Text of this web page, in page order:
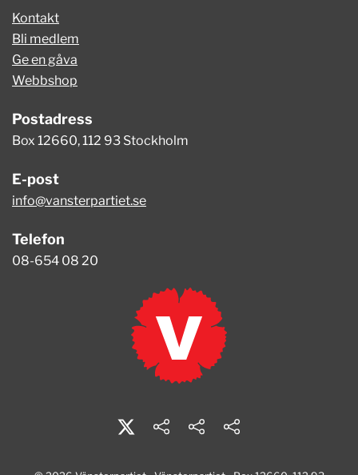
Kontakt
Bli medlem
Ge en gåva
Webbshop
Postadress
Box 12660, 112 93 Stockholm
E-post
info@vansterpartiet.se
Telefon
08-654 08 20